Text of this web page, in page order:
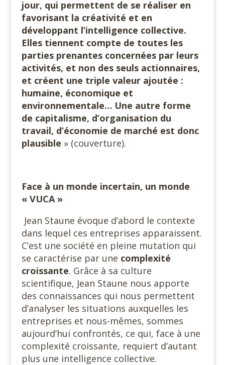
jour, qui permettent de se réaliser en
favorisant la créativité et en
développant l’intelligence collective.
Elles tiennent compte de toutes les
parties prenantes concernées par leurs
activités, et non des seuls actionnaires,
et créent une triple valeur ajoutée :
humaine, économique et
environnementale… Une autre forme
de capitalisme, d’organisation du
travail, d’économie de marché est donc
plausible » (couverture).
Face à un monde incertain, un monde
« VUCA »
Jean Staune évoque d’abord le contexte
dans lequel ces entreprises apparaissent.
C’est une société en pleine mutation qui
se caractérise par une complexité
croissante. Grâce à sa culture
scientifique, Jean Staune nous apporte
des connaissances qui nous permettent
d’analyser les situations auxquelles les
entreprises et nous-mêmes, sommes
aujourd’hui confrontés, ce qui, face à une
complexité croissante, requiert d’autant
plus une intelligence collective.